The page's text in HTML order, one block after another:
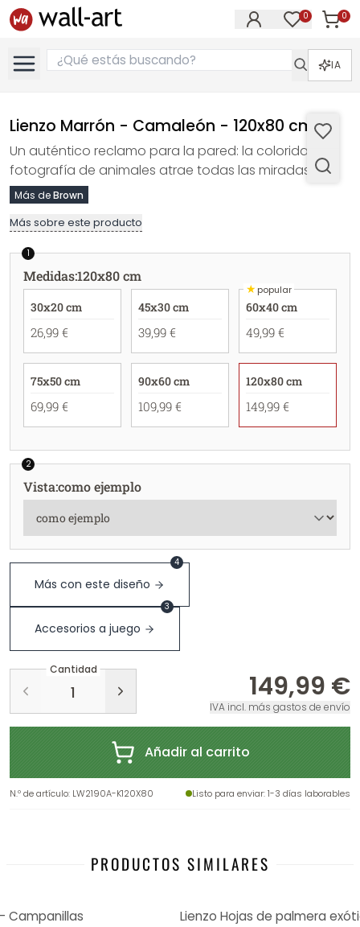
0 0
IA
Lienzo Marrón - Camaleón - 120x80 cm
Un auténtico reclamo para la pared: la colorida
fotografía de animales atrae todas las miradas.
Más deBrown
Más sobre este producto
1
Medidas:120x80 cm
30x20 cm
26,99 €
45x30 cm
39,99 €
★popular
60x40 cm
49,99 €
75x50 cm
69,99 €
90x60 cm
109,99 €
120x80 cm
149,99 €
2
Vista:como ejemplo
Más con este diseño
4
Accesorios a juego
3
Cantidad
149,99 €
IVA incl. más gastos de envío
Añadir al carrito
N.º de artículo: LW2190A-K120X80 Listo para enviar: 1-3 días laborables
PRODUCTOS SIMILARES
Campanillas